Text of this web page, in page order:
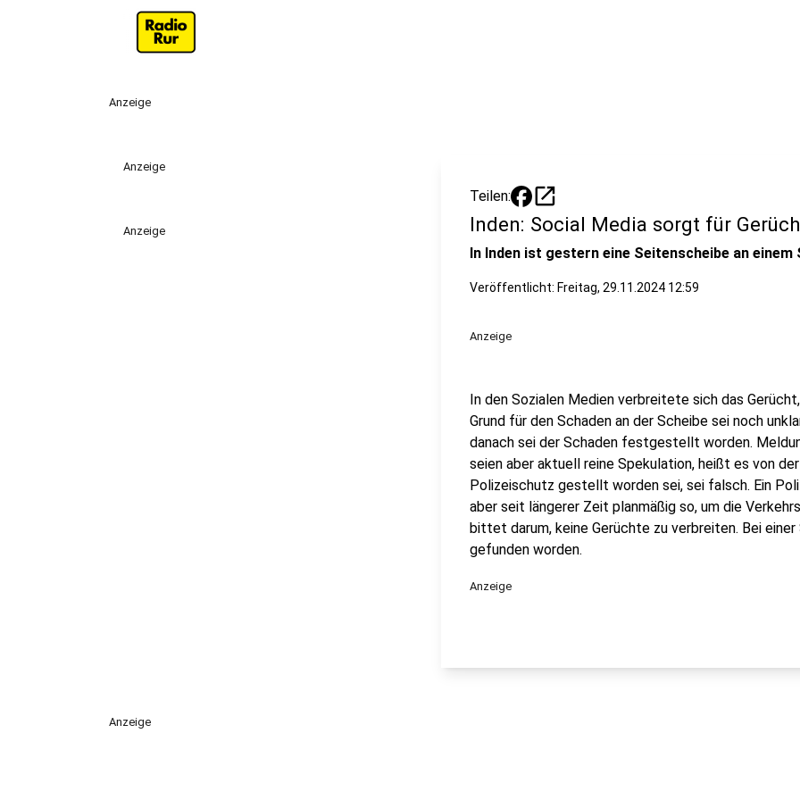
Anzeige
Anzeige
Anzeige
Teilen: open_in_new
Inden: Social Media sorgt für
In Inden ist gestern eine Seitenscheibe an
Veröffentlicht: Freitag, 29.11.2024 12:59
Anzeige
In den Sozialen Medien verbreitete sich das
Grund für den Schaden an der Scheibe sei noch
danach sei der Schaden festgestellt worden.
seien aber aktuell reine Spekulation, heißt es von
Polizeischutz gestellt worden sei, sei falsch. Ein
aber seit längerer Zeit planmäßig so, um die
bittet darum, keine Gerüchte zu verbreiten. Bei
gefunden worden.
Anzeige
Anzeige